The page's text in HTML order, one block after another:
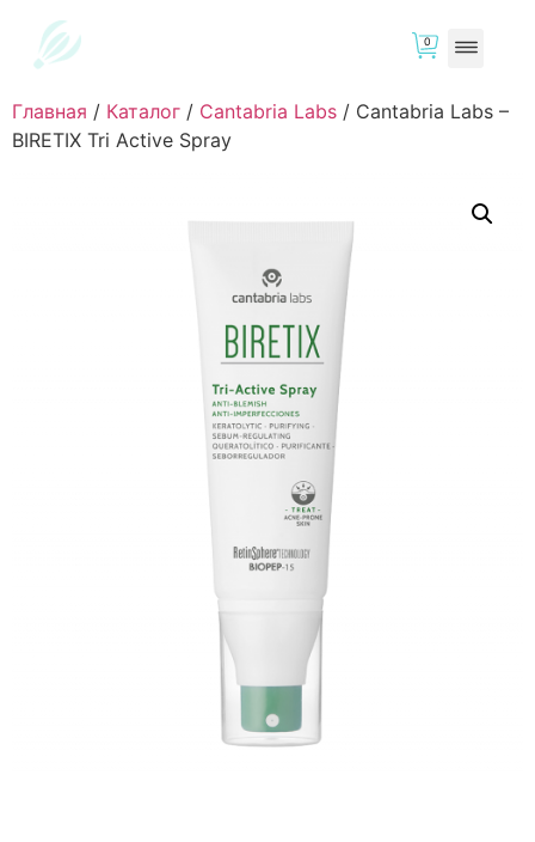
0
Главная / Каталог / Cantabria Labs / Cantabria Labs –
BIRETIX Tri Active Spray